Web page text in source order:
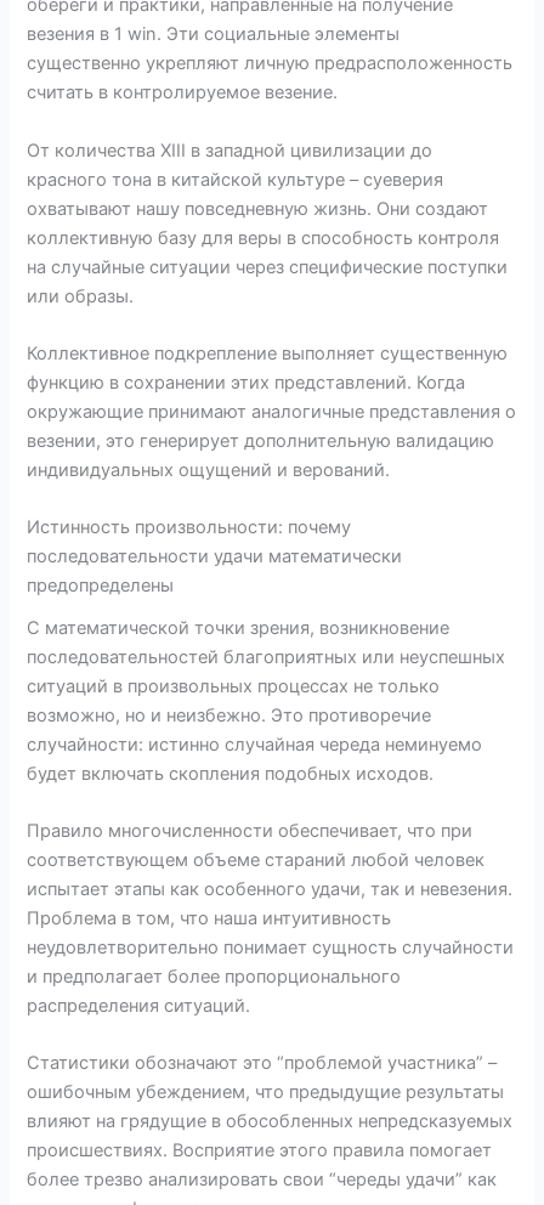
обереги и практики, направленные на получение
везения в 1 win. Эти социальные элементы
существенно укрепляют личную предрасположенность
считать в контролируемое везение.
От количества XIII в западной цивилизации до
красного тона в китайской культуре – суеверия
охватывают нашу повседневную жизнь. Они создают
коллективную базу для веры в способность контроля
на случайные ситуации через специфические поступки
или образы.
Коллективное подкрепление выполняет существенную
функцию в сохранении этих представлений. Когда
окружающие принимают аналогичные представления о
везении, это генерирует дополнительную валидацию
индивидуальных ощущений и верований.
Истинность произвольности: почему
последовательности удачи математически
предопределены
С математической точки зрения, возникновение
последовательностей благоприятных или неуспешных
ситуаций в произвольных процессах не только
возможно, но и неизбежно. Это противоречие
случайности: истинно случайная череда неминуемо
будет включать скопления подобных исходов.
Правило многочисленности обеспечивает, что при
соответствующем объеме стараний любой человек
испытает этапы как особенного удачи, так и невезения.
Проблема в том, что наша интуитивность
неудовлетворительно понимает сущность случайности
и предполагает более пропорционального
распределения ситуаций.
Статистики обозначают это “проблемой участника” –
ошибочным убеждением, что предыдущие результаты
влияют на грядущие в обособленных непредсказуемых
происшествиях. Восприятие этого правила помогает
более трезво анализировать свои “череды удачи” как